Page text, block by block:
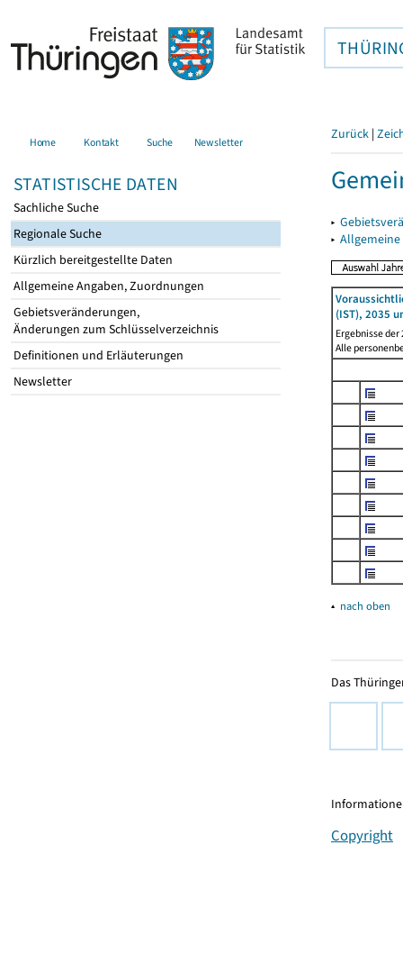
Home Kontakt Suche Newsletter
STATISTISCHE DATEN
Sachliche Suche
Regionale Suche
Kürzlich bereitgestellte Daten
Allgemeine Angaben, Zuordnungen
Gebietsveränderungen,
Änderungen zum Schlüsselverzeichnis
Definitionen und Erläuterungen
Newsletter
Zurück |
▸
▸
(IST), 2035
Ergebnisse
Alle
▴ nach oben
Das
Copyright